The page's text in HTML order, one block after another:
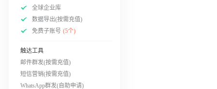
全球企业库
数据导出(按需充值)
免费子账号 (5个)
触达工具
邮件群发(按需充值)
短信营销(按需充值)
WhatsApp群发(自助申请)